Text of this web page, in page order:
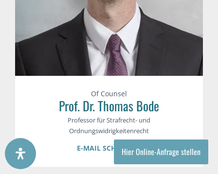
Hier Online-Anfrage stellen
Of Counsel
Prof. Dr. Thomas Bode
Professor für Strafrecht- und
Ordnungswidrigkeitenrecht
E-MAIL SCHREIBEN